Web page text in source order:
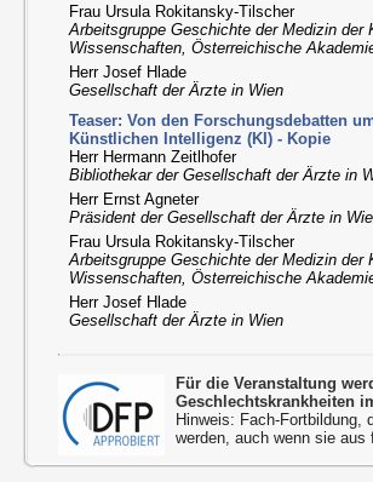
Frau Ursula Rokitansky-Tilscher
Arbeitsgruppe Geschichte der Medizin
Wissenschaften, Österreichische
Herr Josef Hlade
Gesellschaft der Ärzte in Wien
Teaser: Von den Forschungsdebatten
Künstlichen Intelligenz (KI) - Kopie
Herr Hermann Zeitlhofer
Bibliothekar der Gesellschaft der Ärzte in
Herr Ernst Agneter
Präsident der Gesellschaft der Ärzte in
Frau Ursula Rokitansky-Tilscher
Arbeitsgruppe Geschichte der Medizin
Wissenschaften, Österreichische
Herr Josef Hlade
Gesellschaft der Ärzte in Wien
Für die Veranstaltung
Geschlechtskrankheiten
Hinweis: Fach-Fortbildung,
werden, auch wenn sie